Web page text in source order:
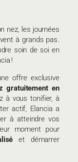
nez, les journées
à grands pas.
soin de soi en
!
offre exclusive
gratuitement en
à vous tonifier, à
actif, Elancia a
à atteindre vos
moment pour
et démarrer